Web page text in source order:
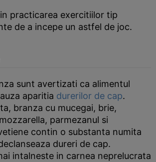
practicarea exercitiilor tip
de a incepe un astfel de joc.
sunt avertizati ca alimentul
aparitia durerilor de cap.
branza cu mucegai, brie,
parmezanul si
contin o substanta numita
dureri de cap.
intalneste in carnea neprelucrata